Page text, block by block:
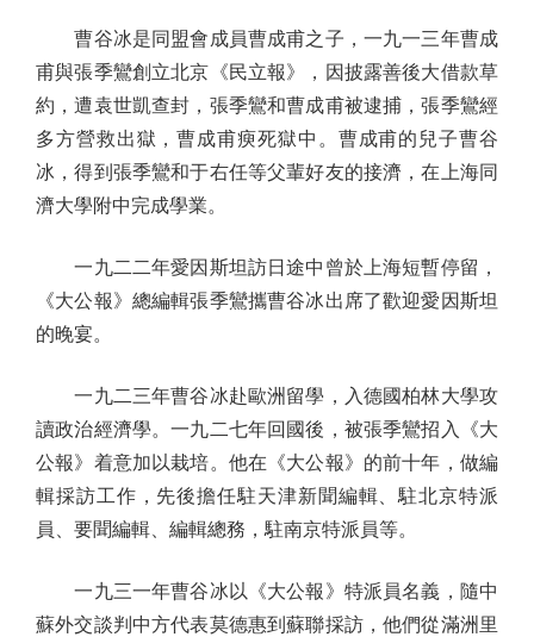
曹谷冰是同盟會成員曹成甫之子，一九一三年曹成
甫與張季鸞創立北京《民立報》，因披露善後大借款草
約，遭袁世凱查封，張季鸞和曹成甫被逮捕，張季鸞經
多方營救出獄，曹成甫瘐死獄中。曹成甫的兒子曹谷
冰，得到張季鸞和于右任等父輩好友的接濟，在上海同
濟大學附中完成學業。
一九二二年愛因斯坦訪日途中曾於上海短暫停留，
《大公報》總編輯張季鸞攜曹谷冰出席了歡迎愛因斯坦
的晚宴。
一九二三年曹谷冰赴歐洲留學，入德國柏林大學攻
讀政治經濟學。一九二七年回國後，被張季鸞招入《大
公報》着意加以栽培。他在《大公報》的前十年，做編
輯採訪工作，先後擔任駐天津新聞編輯、駐北京特派
員、要聞編輯、編輯總務，駐南京特派員等。
一九三一年曹谷冰以《大公報》特派員名義，隨中
蘇外交談判中方代表莫德惠到蘇聯採訪，他們從滿洲里